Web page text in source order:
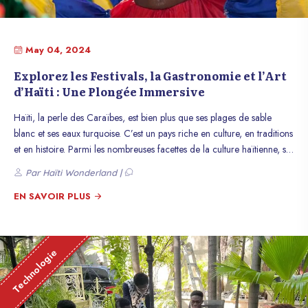
May 04, 2024
Explorez les Festivals, la Gastronomie et l’Art
d’Haïti : Une Plongée Immersive
Haïti, la perle des Caraïbes, est bien plus que ses plages de sable
blanc et ses eaux turquoise. C’est un pays riche en culture, en traditions
et en histoire. Parmi les nombreuses facettes de la culture haïtienne, ses
festivals, sa gastronomie et son art se démarquent par leur diversité et
leur authenticité.
Par Haïti Wonderland |
EN SAVOIR PLUS
Technologie